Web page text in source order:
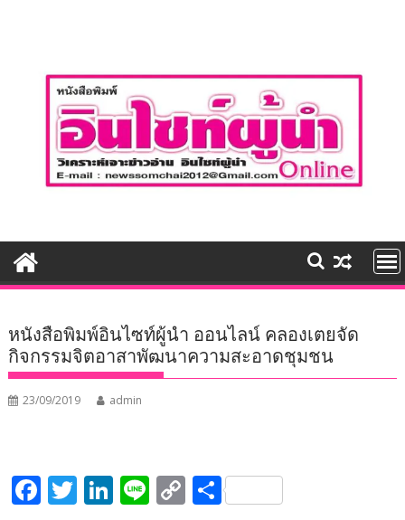
หนังสือพิมพ์อินไซท์ผู้นำ ออนไลน์ คลองเตยจัด
กิจกรรมจิตอาสาพัฒนาความสะอาดชุมชน
23/09/2019 admin
F T Li Li C S